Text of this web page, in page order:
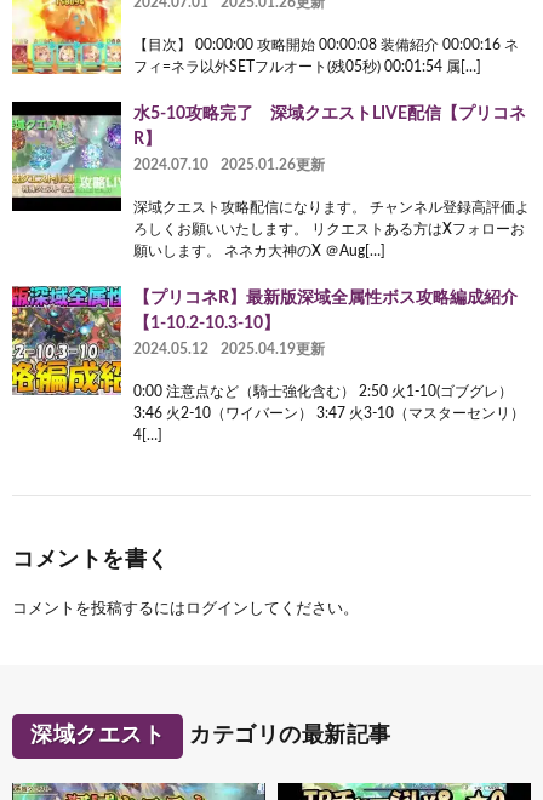
【目次】 00:00:00 攻略開始 00:00:08 装備紹介 00:00:16 ネ
フィ=ネラ以外SETフルオート(残05秒) 00:01:54 属[…]
水5-10攻略完了 深域クエストLIVE配信【プリコネ
R】
2024.07.10 2025.01.26更新
深域クエスト攻略配信になります。 チャンネル登録高評価よ
ろしくお願いいたします。 リクエストある方はXフォローお
願いします。 ネネカ大神のX ＠Aug[…]
【プリコネR】最新版深域全属性ボス攻略編成紹介
【1-10.2-10.3-10】
2024.05.12 2025.04.19更新
0:00 注意点など（騎士強化含む） 2:50 火1-10(ゴブグレ）
3:46 火2-10（ワイバーン） 3:47 火3-10（マスターセンリ）
4[…]
コメントを書く
コメントを投稿するには ログイン してください。
深域クエスト カテゴリの最新記事